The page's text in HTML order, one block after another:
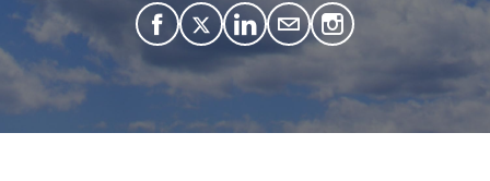
F
a
T
w
L
M
a